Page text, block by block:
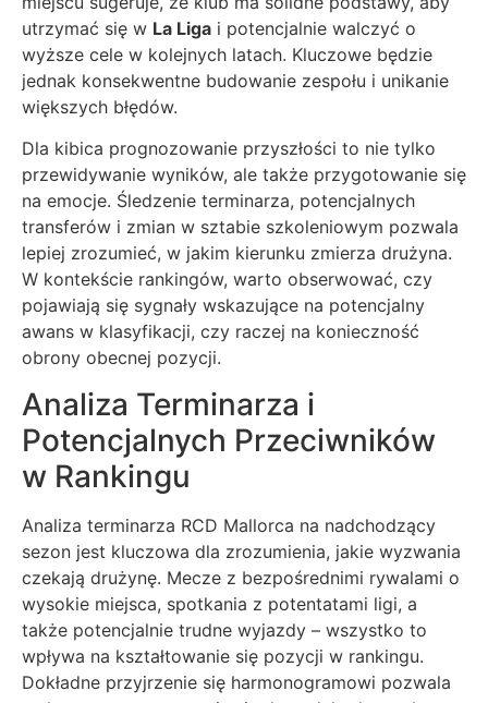
utrzymać się w La Liga i potencjalnie walczyć o
wyższe cele w kolejnych latach. Kluczowe będzie
jednak konsekwentne budowanie zespołu i unikanie
większych błędów.
Dla kibica prognozowanie przyszłości to nie tylko
przewidywanie wyników, ale także przygotowanie się
na emocje. Śledzenie terminarza, potencjalnych
transferów i zmian w sztabie szkoleniowym pozwala
lepiej zrozumieć, w jakim kierunku zmierza drużyna.
W kontekście rankingów, warto obserwować, czy
pojawiają się sygnały wskazujące na potencjalny
awans w klasyfikacji, czy raczej na konieczność
obrony obecnej pozycji.
Analiza Terminarza i
Potencjalnych Przeciwników
w Rankingu
Analiza terminarza RCD Mallorca na nadchodzący
sezon jest kluczowa dla zrozumienia, jakie wyzwania
czekają drużynę. Mecze z bezpośrednimi rywalami o
wysokie miejsca, spotkania z potentatami ligi, a
także potencjalnie trudne wyjazdy – wszystko to
wpływa na kształtowanie się pozycji w rankingu.
Dokładne przyjrzenie się harmonogramowi pozwala